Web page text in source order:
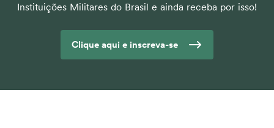
Instituições Militares do Brasil e ainda receba por isso!
Clique aqui e inscreva-se